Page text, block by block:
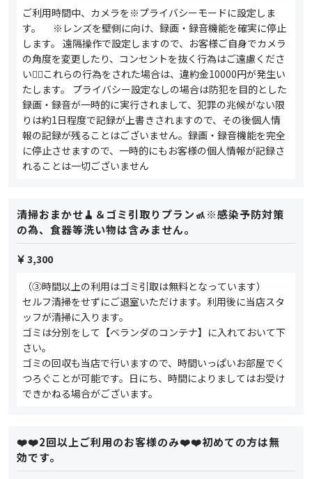
ご利用時間中、カメラを※プライバシーモードに設定しま
す。 ※レンズを壁側に向け、録画・録音機能を確実に停止
します。 遠隔操作で設定しますので、お客様ご自身でカメラ
の角度を変更したり、コンセントを抜く行為はご遠慮くださ
い🙇‍♀️これらの行為をされた場合は、違約金10000円が発生い
たします。 プライバシー設定なしの場合は防犯を目的とした
録画・録音が一時的に実行されまして、犯罪の兆候がない限
りは約1日程度で記録が上書きされますので、その後個人情
報の記録が残ることはございません。録画・録音機能を完全
に停止させますので、一時的にもお客様の個人情報が記録さ
れることは一切ございません
清掃おまかせ🧹＆ゴミ引取りプラン🚮※感染予防対策
の為、食器等洗い物は含みません。
3,300
（③時間以上の利用はゴミ引取は無料となっています）
セルフ清掃をせずにご退室いただけます。利用後に当店スタ
ッフが清掃に入ります。
ゴミは分別をして【ベランダのコンテナ】に入れておいて下
さい。
ゴミの回収も当店で行いますので、時間いっぱいお部屋でく
つろぐことが可能です。日にち、時間によりましてはお受け
できかねる場合がございます。
❤️❤️2回以上ご利用のお客様のみ❤️❤️初めての方は無
効です。